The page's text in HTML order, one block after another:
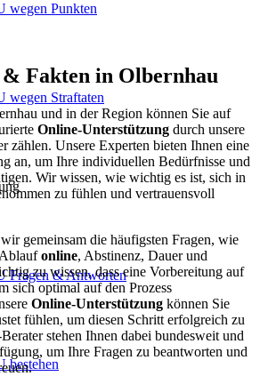
wegen Punkten
wegen Straftaten
Fragen & Antworten
bestehen
& Fakten in Olbernhau
und in der Region können Sie auf
Online-Unterstützung durch unsere
zählen. Unsere Experten bieten Ihnen eine
an, um Ihre individuellen Bedürfnisse und
Wir wissen, wie wichtig es ist, sich in
zu fühlen und vertrauensvoll
gemeinsam die häufigsten Fragen, wie
online, Abstinenz, Dauer und
zu wissen, dass eine Vorbereitung auf
sich optimal auf den Prozess
Online-Unterstützung können Sie
fühlen, um diesen Schritt erfolgreich zu
stehen Ihnen dabei bundesweit und
um Ihre Fragen zu beantworten und